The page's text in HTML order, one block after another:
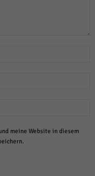
meine Website in diesem